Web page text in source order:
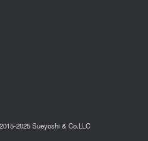
2025 Sueyoshi & Co.LLC